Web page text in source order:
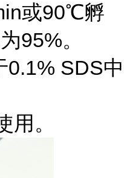
或90℃孵
95%。
0.1% SDS中
。